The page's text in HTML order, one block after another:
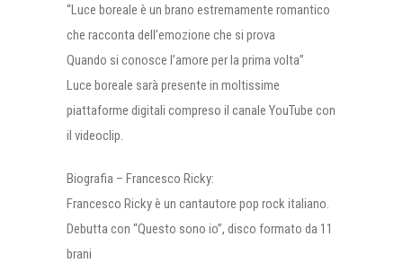
“Luce boreale è un brano estremamente romantico
che racconta dell’emozione che si prova
Quando si conosce l’amore per la prima volta”
Luce boreale sarà presente in moltissime
piattaforme digitali compreso il canale YouTube con
il videoclip.
Biografia – Francesco Ricky:
Francesco Ricky è un cantautore pop rock italiano.
Debutta con “Questo sono io”, disco formato da 11
brani